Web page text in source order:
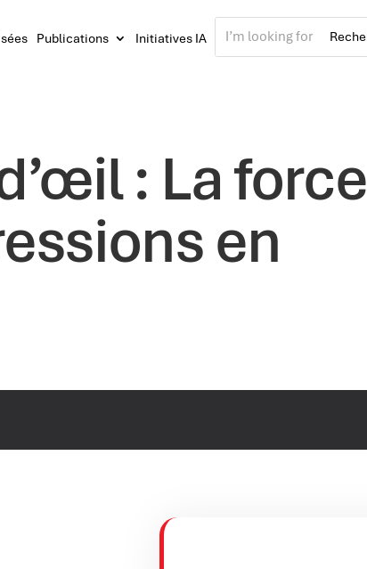
Publications Initiatives IA
: La force
en